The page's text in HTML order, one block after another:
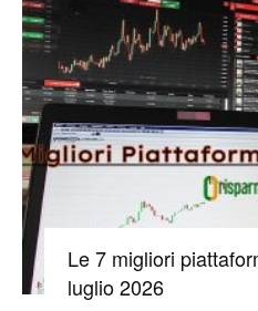
Le 7 migliori
luglio 2026